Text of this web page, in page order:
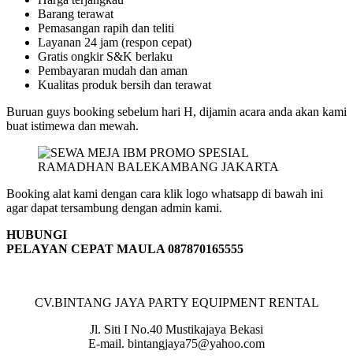
Barang terawat
Pemasangan rapih dan teliti
Layanan 24 jam (respon cepat)
Gratis ongkir S&K berlaku
Pembayaran mudah dan aman
Kualitas produk bersih dan terawat
Buruan guys booking sebelum hari H, dijamin acara anda akan kami
buat istimewa dan mewah.
Booking alat kami dengan cara klik logo whatsapp di bawah ini
agar dapat tersambung dengan admin kami.
HUBUNGI
PELAYAN CEPAT MAULA 087870165555
CV.BINTANG JAYA PARTY EQUIPMENT RENTAL
Jl. Siti I No.40 Mustikajaya Bekasi
E-mail. bintangjaya75@yahoo.com